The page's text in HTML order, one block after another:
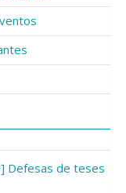
Defesas de teses